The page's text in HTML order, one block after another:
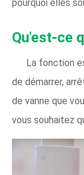
pourquoi elles
Qu'est-ce
La fonction
de démarrer,
de vanne que
vous souhaitez